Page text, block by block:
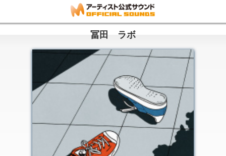
冨田 ラボ